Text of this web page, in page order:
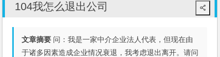
104我怎么退出公司
文章摘要 问：我是一家中介企业法人代表，但现在由
于诸多因素造成企业情况衰退，我考虑退出离开。请问